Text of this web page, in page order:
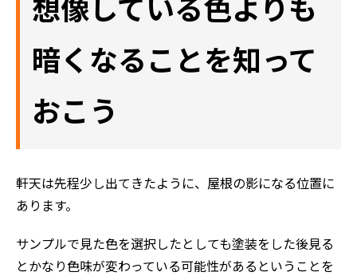
ホーム
想像している色よりも
暗くなることを知って
おこう
軒天は先程少し出てきたように、屋根の影になる位置に
あります。
サンプルで見た色を選択したとしても塗装をした後見る
とかなり色味が変わっている可能性があるということを